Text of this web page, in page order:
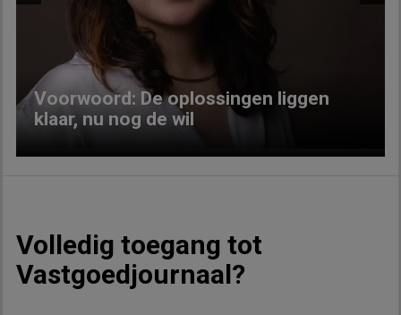
Voorwoord: De oplossingen liggen
klaar, nu nog de wil
Volledig toegang tot
Vastgoedjournaal?